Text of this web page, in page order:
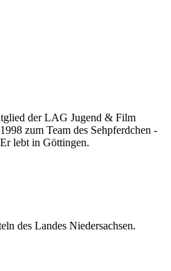
der LAG Jugend & Film
zum Team des Sehpferdchen -
lebt in Göttingen.
des Landes Niedersachsen.